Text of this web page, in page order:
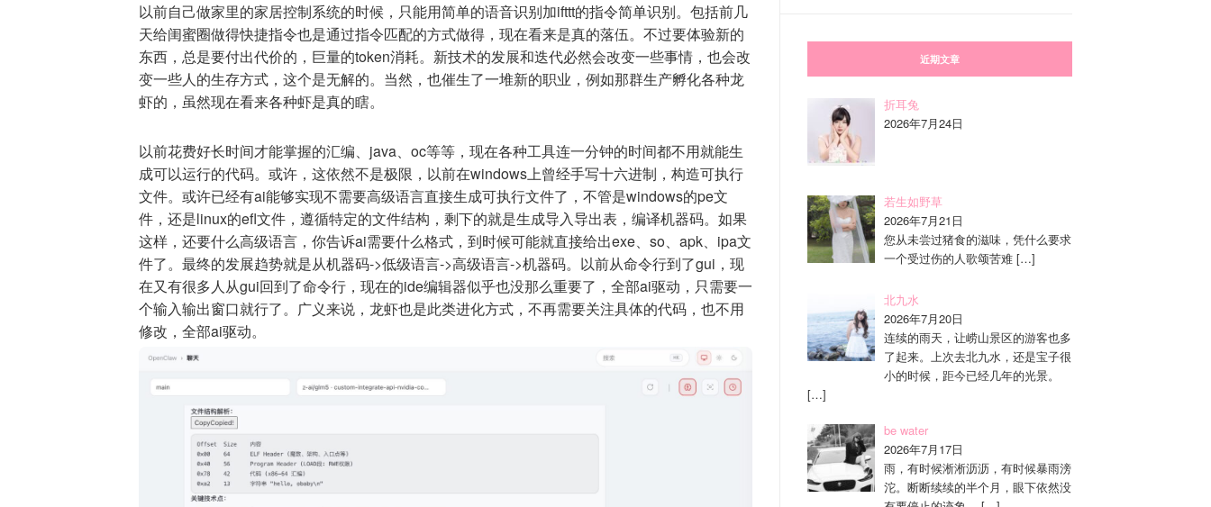
以前自己做家里的家居控制系统的时候，只能用简单的语音识别加ifttt的指令简单识别。包括前几
天给闺蜜圈做得快捷指令也是通过指令匹配的方式做得，现在看来是真的落伍。不过要体验新的
东西，总是要付出代价的，巨量的token消耗。新技术的发展和迭代必然会改变一些事情，也会改
变一些人的生存方式，这个是无解的。当然，也催生了一堆新的职业，例如那群生产孵化各种龙
虾的，虽然现在看来各种虾是真的瞎。
以前花费好长时间才能掌握的汇编、java、oc等等，现在各种工具连一分钟的时间都不用就能生
成可以运行的代码。或许，这依然不是极限，以前在windows上曾经手写十六进制，构造可执行
文件。或许已经有ai能够实现不需要高级语言直接生成可执行文件了，不管是windows的pe文
件，还是linux的efl文件，遵循特定的文件结构，剩下的就是生成导入导出表，编译机器码。如果
这样，还要什么高级语言，你告诉ai需要什么格式，到时候可能就直接给出exe、so、apk、ipa文
件了。最终的发展趋势就是从机器码->低级语言->高级语言->机器码。以前从命令行到了gui，现
在又有很多人从gui回到了命令行，现在的ide编辑器似乎也没那么重要了，全部ai驱动，只需要一
个输入输出窗口就行了。广义来说，龙虾也是此类进化方式，不再需要关注具体的代码，也不用
修改，全部ai驱动。
近期文章
折耳兔
2026年7月24日
若生如野草
2026年7月21日
您从未尝过猪食的滋味，凭什么要求
一个受过伤的人歌颂苦难[…]
北九水
2026年7月20日
连续的雨天，让崂山景区的游客也多
了起来。上次去北九水，还是宝子很
小的时候，距今已经几年的光景。
[…]
be water
2026年7月17日
雨，有时候淅淅沥沥，有时候暴雨滂
沱。断断续续的半个月，眼下依然没